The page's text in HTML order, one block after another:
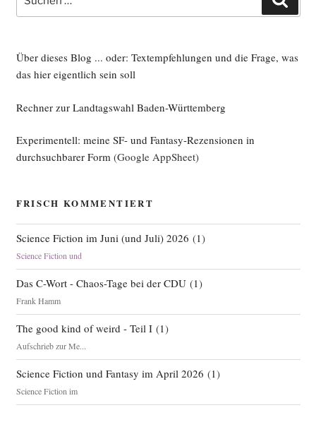
nach:
Über dieses Blog ... oder: Textempfehlungen und die Frage, was
das hier eigentlich sein soll
Rechner zur Landtagswahl Baden-Württemberg
Experimentell: meine SF- und Fantasy-Rezensionen in
durchsuchbarer Form(Google AppSheet)
FRISCH KOMMENTIERT
Science Fiction im Juni (und Juli) 2026 (1)
Science Fiction und
Das C-Wort - Chaos-Tage bei der CDU(1)
Frank Hamm
The good kind of weird - Teil I(1)
Aufschrieb zur Me...
Science Fiction und Fantasy im April 2026 (1)
Science Fiction im